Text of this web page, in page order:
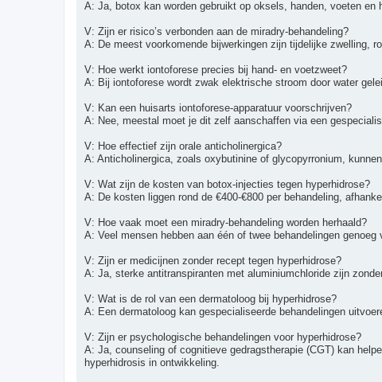
A: Ja, botox kan worden gebruikt op oksels, handen, voeten
V: Zijn er risico’s verbonden aan de miradry-behandeling?
A: De meest voorkomende bijwerkingen zijn tijdelijke zwelling,
V: Hoe werkt iontoforese precies bij hand- en voetzweet?
A: Bij iontoforese wordt zwak elektrische stroom door water
V: Kan een huisarts iontoforese-apparatuur voorschrijven?
A: Nee, meestal moet je dit zelf aanschaffen via een
V: Hoe effectief zijn orale anticholinergica?
A: Anticholinergica, zoals oxybutinine of glycopyrronium,
V: Wat zijn de kosten van botox-injecties tegen hyperhidrose?
A: De kosten liggen rond de €400-€800 per behandeling,
V: Hoe vaak moet een miradry-behandeling worden herhaald?
A: Veel mensen hebben aan één of twee behandelingen genoeg
V: Zijn er medicijnen zonder recept tegen hyperhidrose?
A: Ja, sterke antitranspiranten met aluminiumchloride zijn
V: Wat is de rol van een dermatoloog bij hyperhidrose?
A: Een dermatoloog kan gespecialiseerde behandelingen
V: Zijn er psychologische behandelingen voor hyperhidrose?
A: Ja, counseling of cognitieve gedragstherapie (CGT) kan
hyperhidrosis in ontwikkeling.